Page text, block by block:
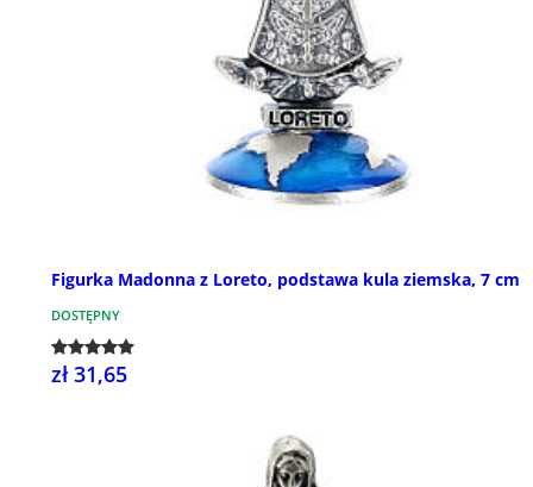
Figurka Madonna z Loreto, podstawa kula ziemska, 7 cm
DOSTĘPNY
zł 31,65